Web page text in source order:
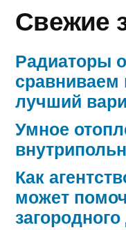
Свежие
Радиаторы
лучший
Умное
Как
может